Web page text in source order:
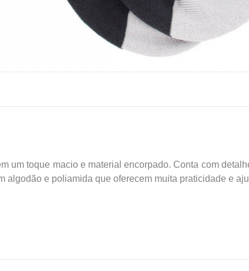
um toque macio e material encorpado. Conta com
algodão e poliamida que oferecem muita praticidade e